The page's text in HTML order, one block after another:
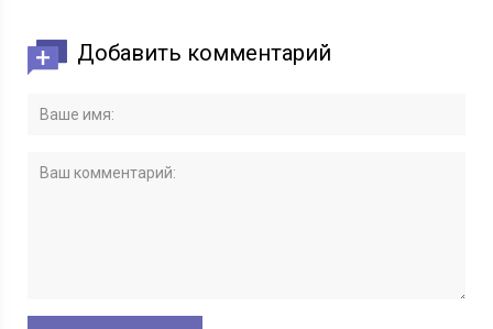
Добавить комментарий